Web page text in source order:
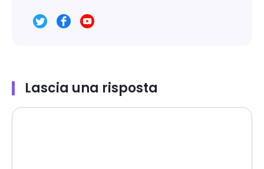
Lascia una risposta